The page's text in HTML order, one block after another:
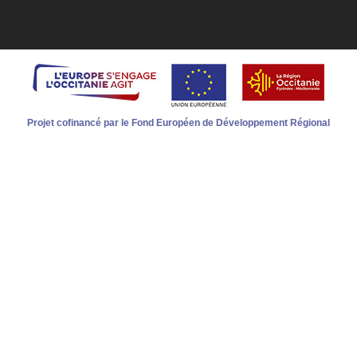
Projet cofinancé par le Fond Européen de Développement Régional